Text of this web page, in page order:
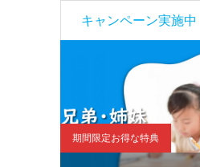
キャンペーン実施中
期間限定お得な特典